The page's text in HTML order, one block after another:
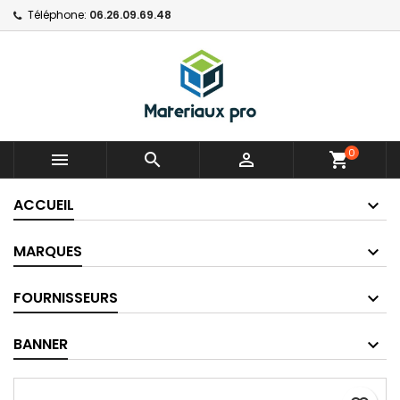
Téléphone: 06.26.09.69.48
   shopping_cart0
ACCUEIL
MARQUES
FOURNISSEURS
BANNER